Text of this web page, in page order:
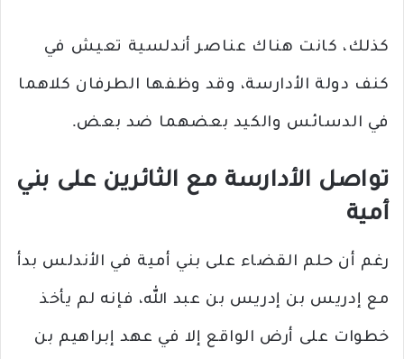
كذلك، كانت هناك عناصر أندلسية تعيش في
كنف دولة الأدارسة، وقد وظفها الطرفان كلاهما
في الدسائس والكيد بعضهما ضد بعض.
تواصل الأدارسة مع الثائرين على بني
أمية
رغم أن حلم القضاء على بني أمية في الأندلس بدأ
مع إدريس بن إدريس بن عبد الله، فإنه لم يأخذ
خطوات على أرض الواقع إلا في عهد إبراهيم بن